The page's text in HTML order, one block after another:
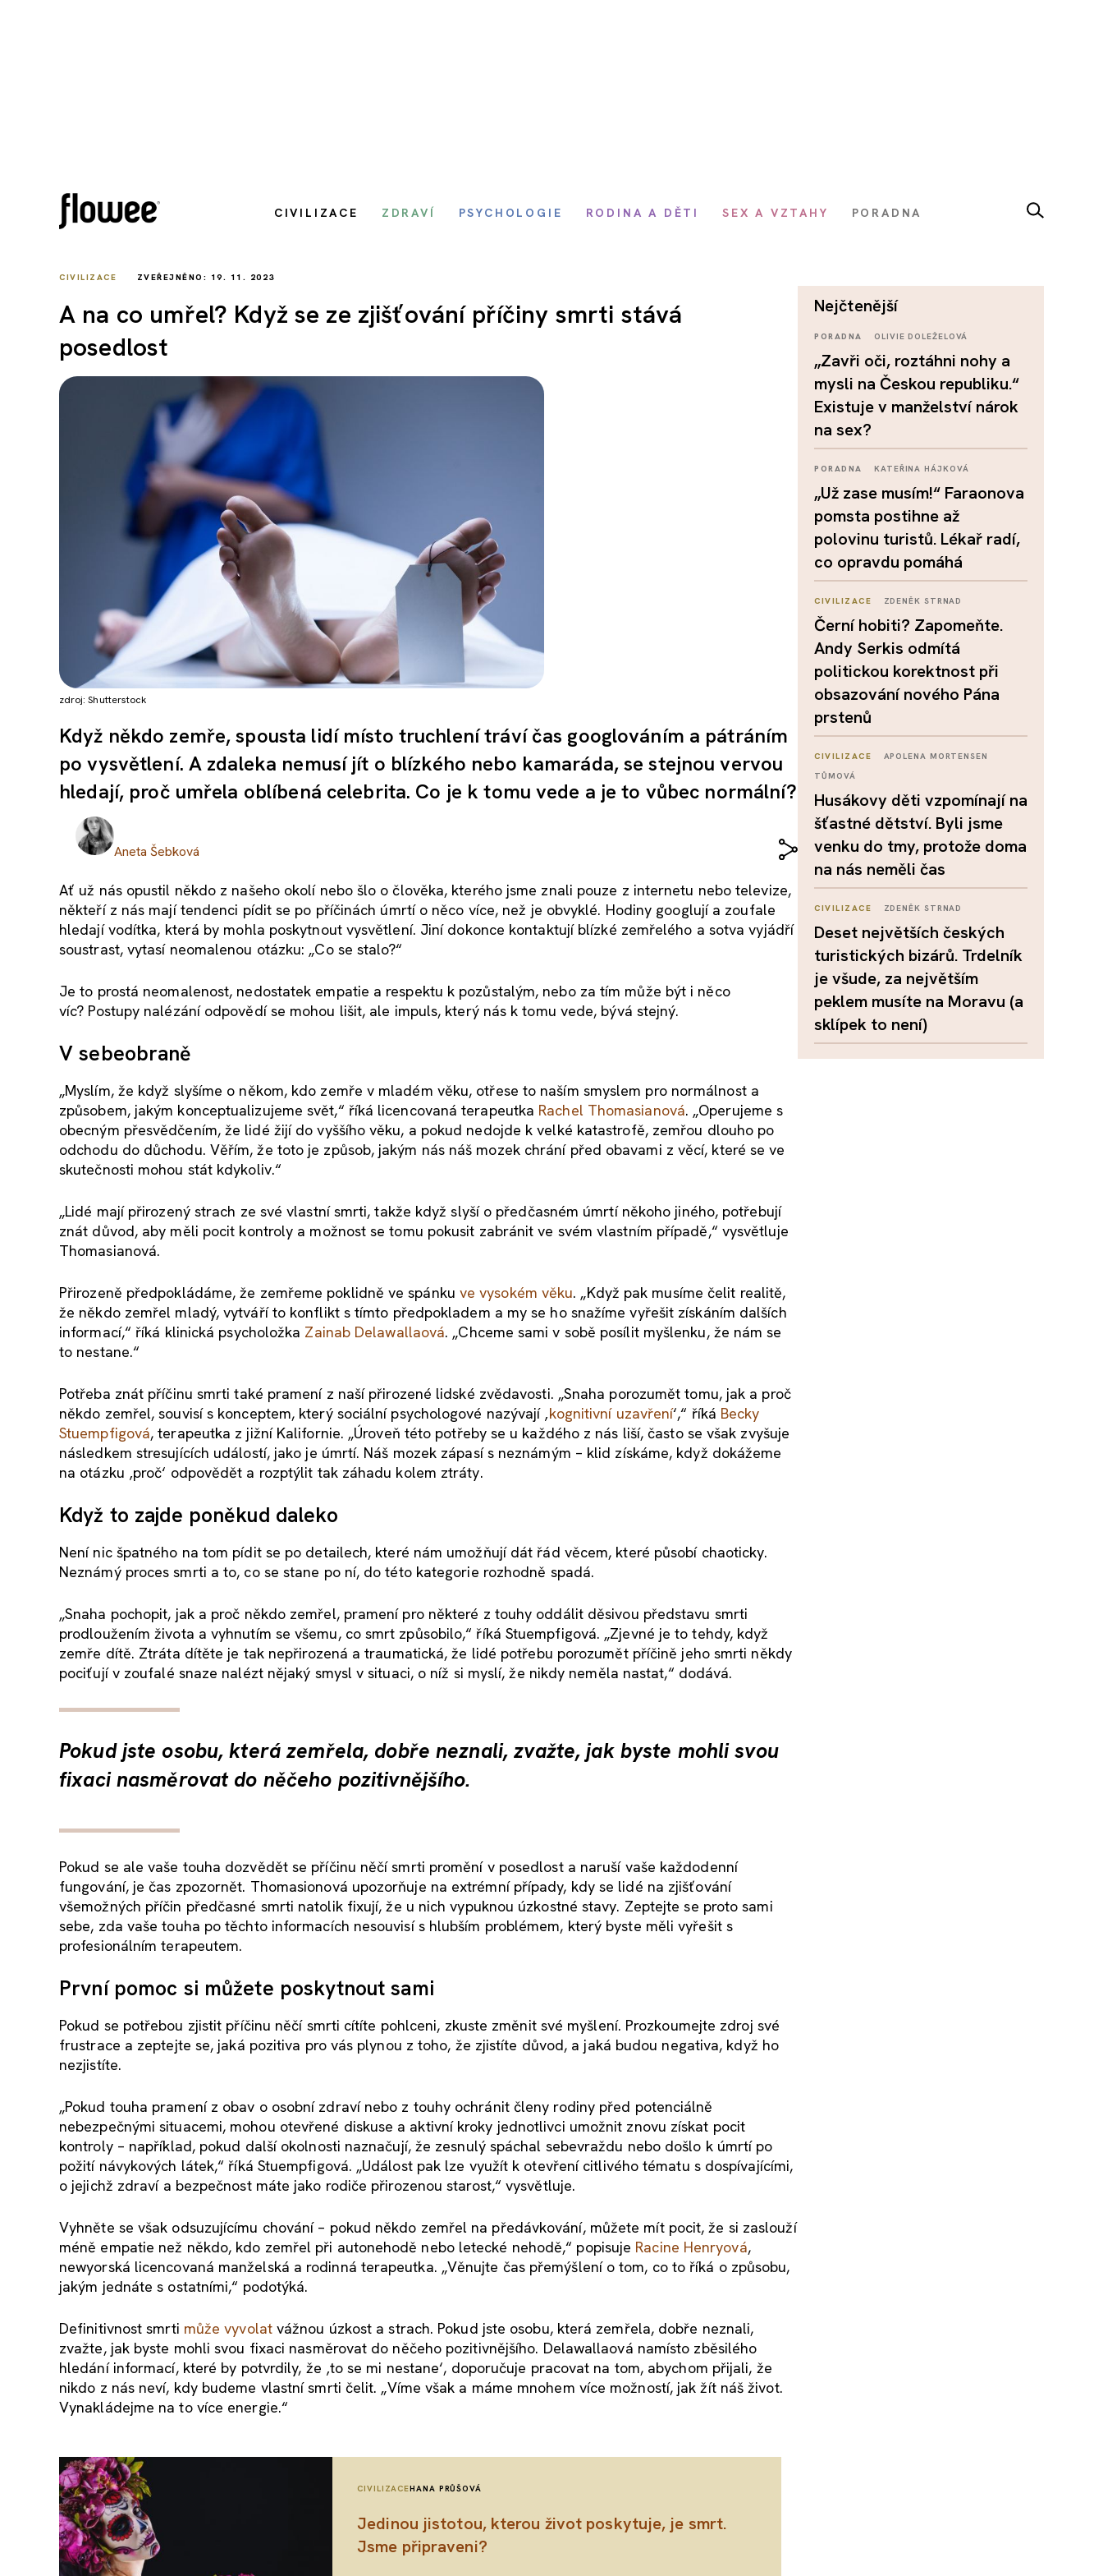
CIVILIZACE ZDRAVÍ PSYCHOLOGIE RODINA A DĚTI SEX A VZTAHY PORADNA
CIVILIZACE ZVEŘEJNĚNO: 19. 11. 2023
A na co umřel? Když se ze zjišťování příčiny smrti stává
posedlost
zdroj: Shutterstock
Když někdo zemře, spousta lidí místo truchlení tráví čas googlováním a pátráním
po vysvětlení. A zdaleka nemusí jít o blízkého nebo kamaráda, se stejnou vervou
hledají, proč umřela oblíbená celebrita. Co je k tomu vede a je to vůbec normální?
Aneta Šebková
Ať už nás opustil někdo z našeho okolí nebo šlo o člověka, kterého jsme znali pouze z internetu nebo televize,
někteří z nás mají tendenci pídit se po příčinách úmrtí o něco více, než je obvyklé. Hodiny googlují a zoufale
hledají vodítka, která by mohla poskytnout vysvětlení. Jiní dokonce kontaktují blízké zemřelého a sotva vyjádří
soustrast, vytasí neomalenou otázku: „Co se stalo?“
Je to prostá neomalenost, nedostatek empatie a respektu k pozůstalým, nebo za tím může být i něco
víc? Postupy nalézání odpovědí se mohou lišit, ale impuls, který nás k tomu vede, bývá stejný.
V sebeobraně
„Myslím, že když slyšíme o někom, kdo zemře v mladém věku, otřese to naším smyslem pro normálnost a
způsobem, jakým konceptualizujeme svět,“ říká licencovaná terapeutka Rachel Thomasianová. „Operujeme s
obecným přesvědčením, že lidé žijí do vyššího věku, a pokud nedojde k velké katastrofě, zemřou dlouho po
odchodu do důchodu. Věřím, že toto je způsob, jakým nás náš mozek chrání před obavami z věcí, které se ve
skutečnosti mohou stát kdykoliv.“
„Lidé mají přirozený strach ze své vlastní smrti, takže když slyší o předčasném úmrtí někoho jiného, potřebují
znát důvod, aby měli pocit kontroly a možnost se tomu pokusit zabránit ve svém vlastním případě,“ vysvětluje
Thomasianová.
Přirozeně předpokládáme, že zemřeme poklidně ve spánku ve vysokém věku. „Když pak musíme čelit realitě,
že někdo zemřel mladý, vytváří to konflikt s tímto předpokladem a my se ho snažíme vyřešit získáním dalších
informací,“ říká klinická psycholožka Zainab Delawallaová. „Chceme sami v sobě posílit myšlenku, že nám se
to nestane.“
Potřeba znát příčinu smrti také pramení z naší přirozené lidské zvědavosti. „Snaha porozumět tomu, jak a proč
někdo zemřel, souvisí s konceptem, který sociální psychologové nazývají ‚kognitivní uzavření‘,“ říká Becky
Stuempfigová, terapeutka z jižní Kalifornie. „Úroveň této potřeby se u každého z nás liší, často se však zvyšuje
následkem stresujících událostí, jako je úmrtí. Náš mozek zápasí s neznámým – klid získáme, když dokážeme
na otázku ‚proč‘ odpovědět a rozptýlit tak záhadu kolem ztráty.
Když to zajde poněkud daleko
Není nic špatného na tom pídit se po detailech, které nám umožňují dát řád věcem, které působí chaoticky.
Neznámý proces smrti a to, co se stane po ní, do této kategorie rozhodně spadá.
„Snaha pochopit, jak a proč někdo zemřel, pramení pro některé z touhy oddálit děsivou představu smrti
prodloužením života a vyhnutím se všemu, co smrt způsobilo,“ říká Stuempfigová. „Zjevné je to tehdy, když
zemře dítě. Ztráta dítěte je tak nepřirozená a traumatická, že lidé potřebu porozumět příčině jeho smrti někdy
pociťují v zoufalé snaze nalézt nějaký smysl v situaci, o níž si myslí, že nikdy neměla nastat,“ dodává.
Pokud jste osobu, která zemřela, dobře neznali, zvažte, jak byste mohli svou
fixaci nasměrovat do něčeho pozitivnějšího.
Pokud se ale vaše touha dozvědět se příčinu něčí smrti promění v posedlost a naruší vaše každodenní
fungování, je čas zpozornět. Thomasionová upozorňuje na extrémní případy, kdy se lidé na zjišťování
všemožných příčin předčasné smrti natolik fixují, že u nich vypuknou úzkostné stavy. Zeptejte se proto sami
sebe, zda vaše touha po těchto informacích nesouvisí s hlubším problémem, který byste měli vyřešit s
profesionálním terapeutem.
První pomoc si můžete poskytnout sami
Pokud se potřebou zjistit příčinu něčí smrti cítíte pohlceni, zkuste změnit své myšlení. Prozkoumejte zdroj své
frustrace a zeptejte se, jaká pozitiva pro vás plynou z toho, že zjistíte důvod, a jaká budou negativa, když ho
nezjistíte.
„Pokud touha pramení z obav o osobní zdraví nebo z touhy ochránit členy rodiny před potenciálně
nebezpečnými situacemi, mohou otevřené diskuse a aktivní kroky jednotlivci umožnit znovu získat pocit
kontroly – například, pokud další okolnosti naznačují, že zesnulý spáchal sebevraždu nebo došlo k úmrtí po
požití návykových látek,“ říká Stuempfigová. „Událost pak lze využít k otevření citlivého tématu s dospívajícími,
o jejichž zdraví a bezpečnost máte jako rodiče přirozenou starost,“ vysvětluje.
Vyhněte se však odsuzujícímu chování – pokud někdo zemřel na předávkování, můžete mít pocit, že si zaslouží
méně empatie než někdo, kdo zemřel při autonehodě nebo letecké nehodě,“ popisuje Racine Henryová,
newyorská licencovaná manželská a rodinná terapeutka. „Věnujte čas přemýšlení o tom, co to říká o způsobu,
jakým jednáte s ostatními,“ podotýká.
Definitivnost smrti může vyvolatvážnou úzkost a strach. Pokud jste osobu, která zemřela, dobře neznali,
zvažte, jak byste mohli svou fixaci nasměrovat do něčeho pozitivnějšího. Delawallaová namísto zběsilého
hledání informací, které by potvrdily, že ‚to se mi nestane‘, doporučuje pracovat na tom, abychom přijali, že
nikdo z nás neví, kdy budeme vlastní smrti čelit. „Víme však a máme mnohem více možností, jak žít náš život.
Vynakládejme na to více energie.“
CIVILIZACEHANA PRŮŠOVÁ
Jedinou jistotou, kterou život poskytuje, je smrt.
Jsme připraveni?
nejčtenější
PORADNA OLIVIE DOLEŽELOVÁ
„Zavři oči, roztáhni nohy a
mysli na Českou republiku.“
Existuje v manželství nárok
na sex?
PORADNA KATEŘINA HÁJKOVÁ
„Už zase musím!“ Faraonova
pomsta postihne až
polovinu turistů. Lékař radí,
co opravdu pomáhá
CIVILIZACE ZDENĚK STRNAD
Černí hobiti? Zapomeňte.
Andy Serkis odmítá
politickou korektnost při
obsazování nového Pána
prstenů
CIVILIZACE
APOLENA MORTENSEN
TŮMOVÁ
Husákovy děti vzpomínají na
šťastné dětství. Byli jsme
venku do tmy, protože doma
na nás neměli čas
CIVILIZACE ZDENĚK STRNAD
Deset největších českých
turistických bizárů. Trdelník
je všude, za největším
peklem musíte na Moravu (a
sklípek to není)